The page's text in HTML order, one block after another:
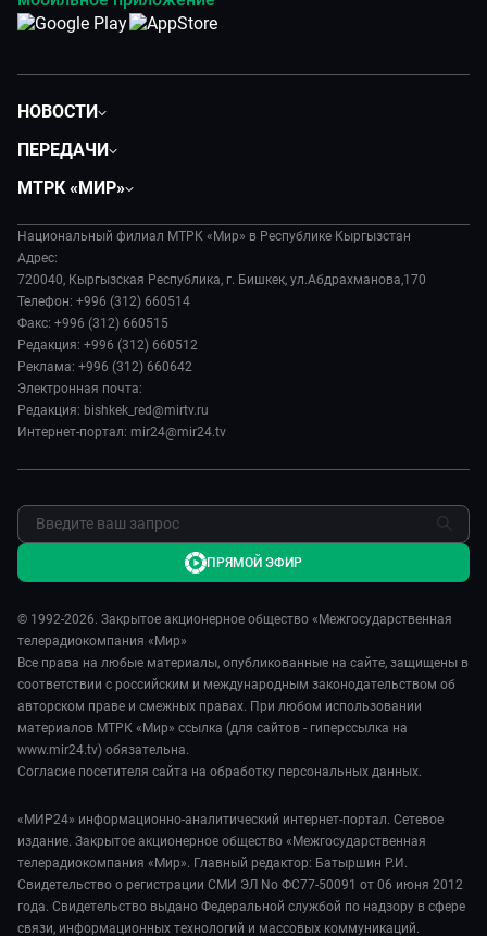
НОВОСТИ
Экономика
Происшествия
Наука и технологии
Спорт
Культура
ПЕРЕДАЧИ
Вместе выгодно
Евразия. Культурно
Евразия. Регионы
Наши иностранцы
Пять причин поехать в...
Сделано в Содружестве
МТРК «МИР»
История
Руководство
Лица мира
Пресса о нас
Карьера
Реклама
Национальный филиал МТРК «Мир» в Республике Кыргызстан
Адрес:
720040, Кыргызская Республика, г. Бишкек, ул.Абдрахманова,170
Телефон: +996 (312) 660514
Факс: +996 (312) 660515
Редакция: +996 (312) 660512
Реклама: +996 (312) 660642
Электронная почта:
Редакция: bishkek_red@mirtv.ru
Интернет-портал: mir24@mir24.tv
© 1992-2026. Закрытое акционерное общество «Межгосударственная
телерадиокомпания «Мир»
Все права на любые материалы, опубликованные на сайте, защищены в
соответствии с российским и международным законодательством об
авторском праве и смежных правах. При любом использовании
материалов МТРК «Мир» ссылка (для сайтов - гиперссылка на
www.mir24.tv) обязательна.
Согласие посетителя сайта на обработку персональных данных.
«МИР24» информационно-аналитический интернет-портал. Сетевое
издание. Закрытое акционерное общество «Межгосударственная
телерадиокомпания «Мир». Главный редактор: Батыршин Р.И.
Свидетельство о регистрации СМИ ЭЛ No ФС77-50091 от 06 июня 2012
года. Свидетельство выдано Федеральной службой по надзору в сфере
связи, информационных технологий и массовых коммуникаций.
ПРЯМОЙ ЭФИР